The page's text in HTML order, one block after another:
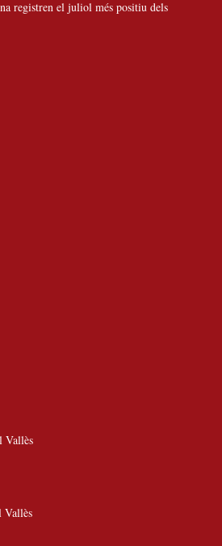
registren el juliol més positiu dels
Vallès
Vallès